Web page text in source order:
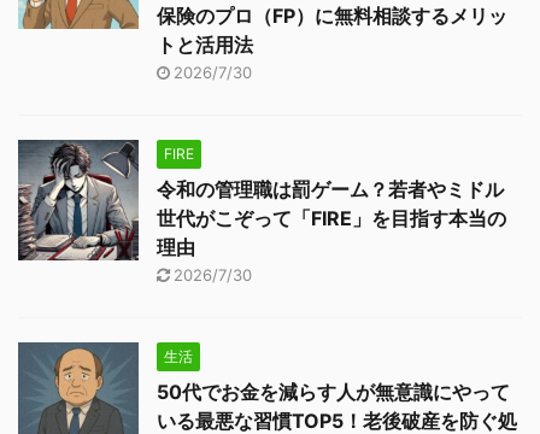
保険のプロ（FP）に無料相談するメリッ
トと活用法
2026/7/30
FIRE
令和の管理職は罰ゲーム？若者やミドル
世代がこぞって「FIRE」を目指す本当の
理由
2026/7/30
生活
50代でお金を減らす人が無意識にやって
いる最悪な習慣TOP5！老後破産を防ぐ処